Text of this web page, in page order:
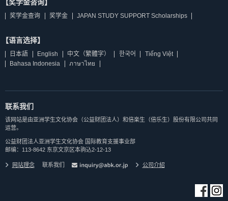
【奖学金咨询】
奖学金查询 奖学金 JAPAN STUDY SUPPORT Scholarships
【语言选择】
日本語 English 中文（繁體字） 한국어
Tiếng Việt
Bahasa Indonesia
ภาษาไทย
联系我们
该网站是由亚洲学生文化协会（公益财团法人）和倍楽生（倍乐生）股份有限公司共同
运营。
公益财团法人亚洲学生文化协会 国际教育支援事业部
邮编：113-8642 东京文京区本驹込2-12-13
网站理念 联系我们 公司介紹